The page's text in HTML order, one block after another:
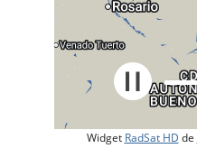
Widget RadSat HD de